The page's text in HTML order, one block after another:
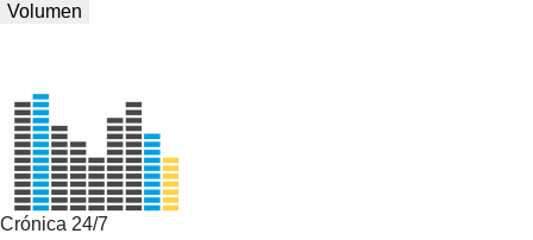
Volumen
Crónica 24/7